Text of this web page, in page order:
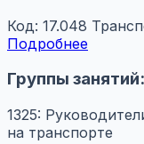
Код: 17.048
Подробнее
Группы занятий:
1325:
на транспорте